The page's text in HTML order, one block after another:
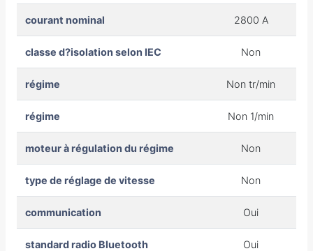
courant nominal 2800 A
classe d?isolation selon IEC Non
régime Non tr/min
régime Non 1/min
moteur à régulation du régime Non
type de réglage de vitesse Non
communication Oui
standard radio Bluetooth Oui